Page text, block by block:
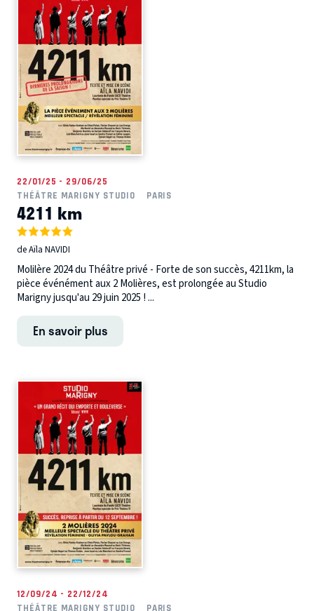
22/01/25 - 29/06/25
THÉÂTRE MARIGNY STUDIO
PARIS
4211 km
de Aïla NAVIDI
Molilère 2024 du Théâtre privé - Forte de son succès, 4211km, la
pièce événément aux 2 Molières, est prolongée au Studio
Marigny jusqu'au 29 juin 2025 ! ...
En savoir plus
12/09/24 - 22/12/24
THÉÂTRE MARIGNY STUDIO
PARIS